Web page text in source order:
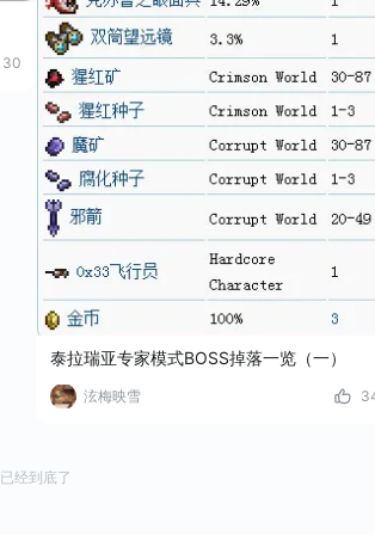
30
泰拉瑞亚专家模式BOSS掉落一览（一）
泫梅映雪
已经到底了